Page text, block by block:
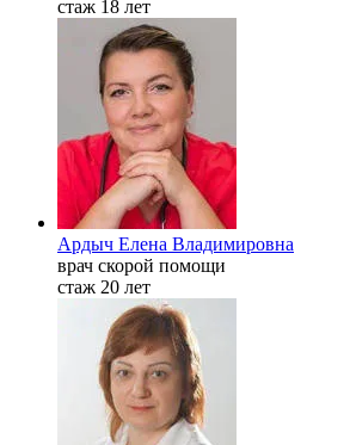
стаж 18 лет
Ардыч Елена Владимировна
врач скорой помощи
стаж 20 лет